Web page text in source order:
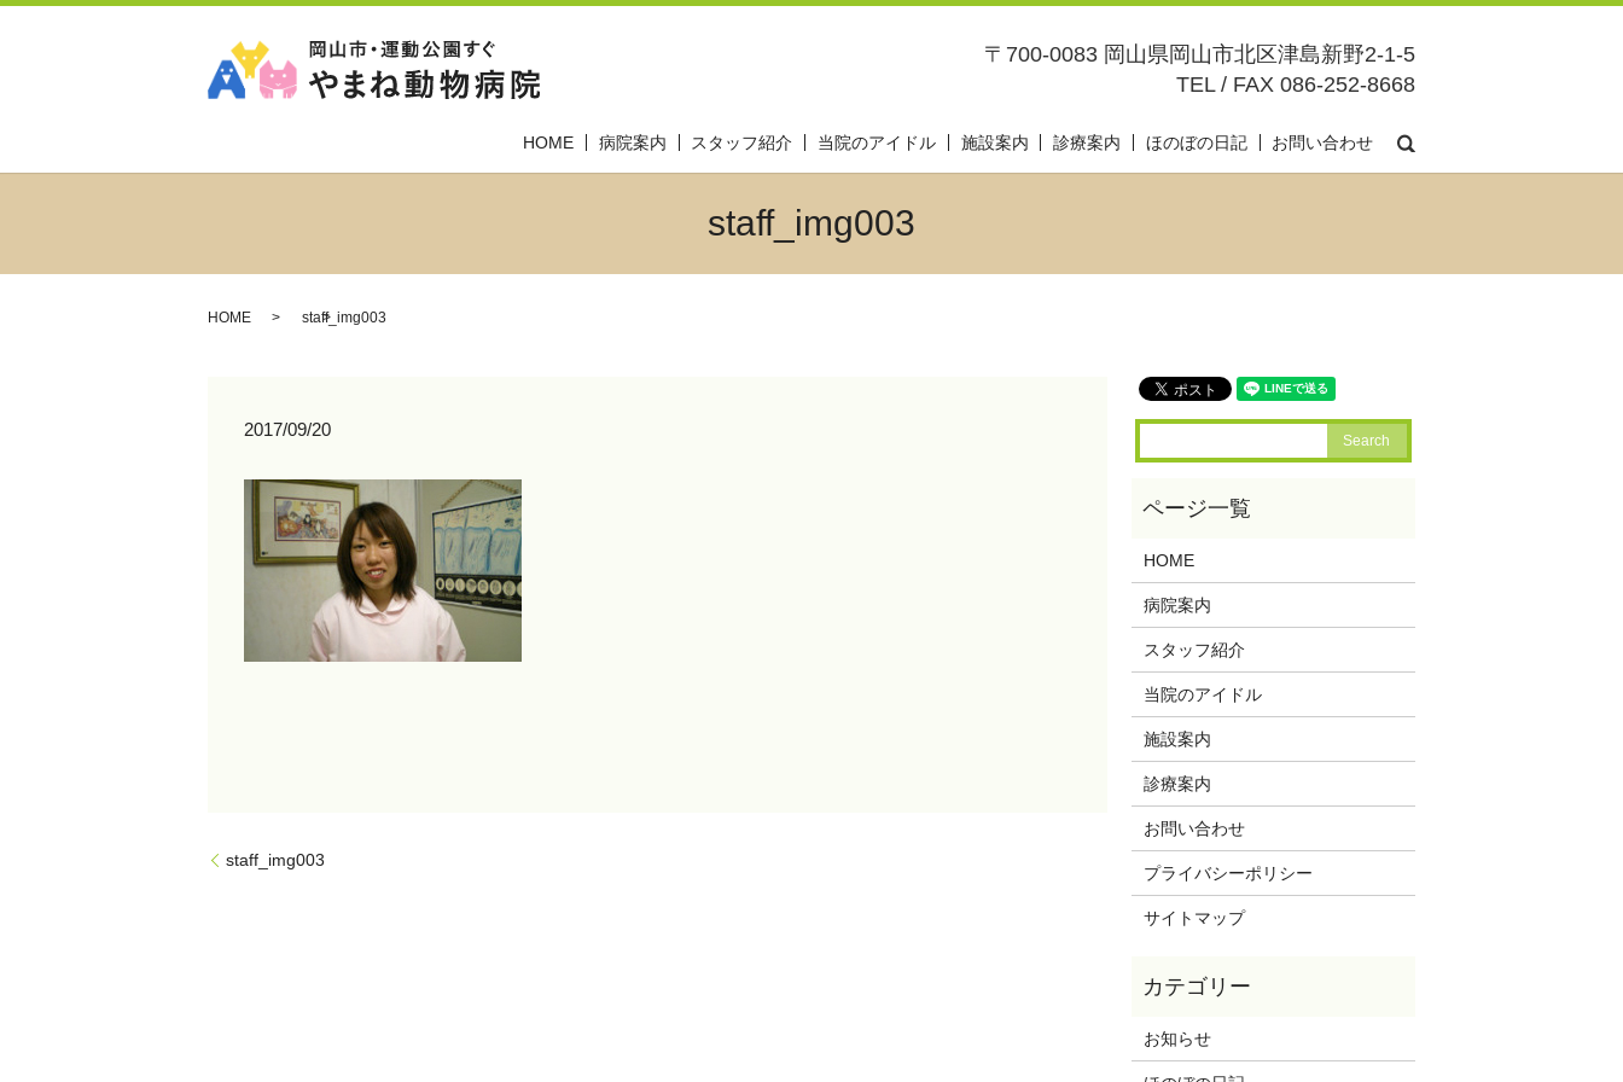
〒700-0083 岡山県岡山市北区津島新野2-1-5
TEL / FAX 086-252-8668
HOME 病院案内 スタッフ紹介 当院のアイドル 施設案内 診療案内 ほのぼの日記 お問い合わせ
staff_img003
HOME staff_img003
2017/09/20
staff_img003
HOME
病院案内
スタッフ紹介
当院のアイドル
施設案内
診療案内
お問い合わせ
プライバシーポリシー
サイトマップ
お知らせ